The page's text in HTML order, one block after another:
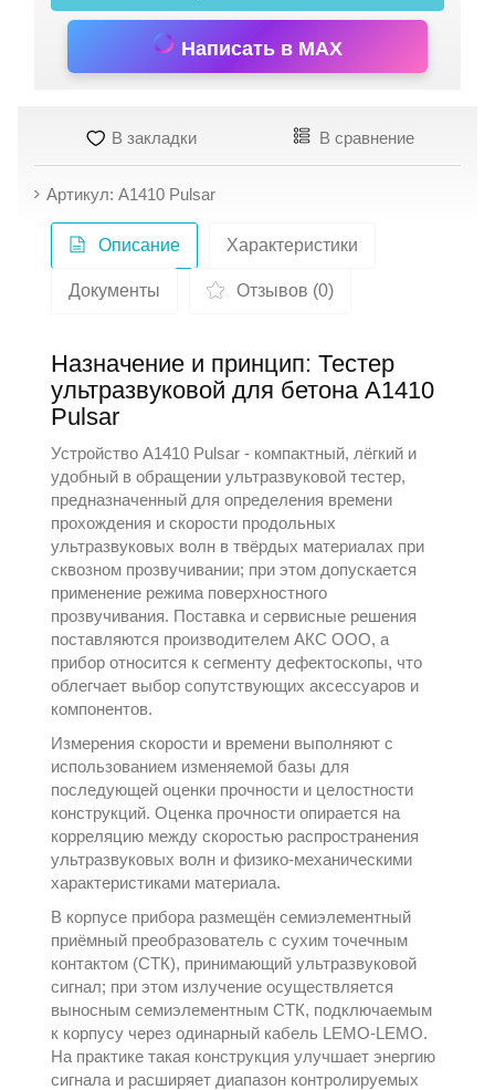
Написать в MAX
В закладки В сравнение
Артикул: A1410 Pulsar
Описание Характеристики
Документы Отзывов (0)
Назначение и принцип: Тестер
ультразвуковой для бетона A1410
Pulsar
Устройство A1410 Pulsar - компактный, лёгкий и
удобный в обращении ультразвуковой тестер,
предназначенный для определения времени
прохождения и скорости продольных
ультразвуковых волн в твёрдых материалах при
сквозном прозвучивании; при этом допускается
применение режима поверхностного
прозвучивания. Поставка и сервисные решения
поставляются производителемАКС ООО, а
прибор относится к сегменту дефектоскопы, что
облегчает выбор сопутствующих аксесcуаров и
компонентов.
Измерения скорости и времени выполняют с
использованием изменяемой базы для
последующей оценки прочности и целостности
конструкций. Оценка прочности опирается на
корреляцию между скоростью распространения
ультразвуковых волн и физико‑механическими
характеристиками материала.
В корпусе прибора размещён семиэлементный
приёмный преобразователь с сухим точечным
контактом (СТК), принимающий ультразвуковой
сигнал; при этом излучение осуществляется
выносным семиэлементным СТК, подключаемым
к корпусу через одинарный кабель LEMO‑LEMO.
На практике такая конструкция улучшает энергию
сигнала и расширяет диапазон контролируемых